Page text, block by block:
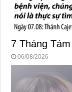
7 Tháng
06/08/2026